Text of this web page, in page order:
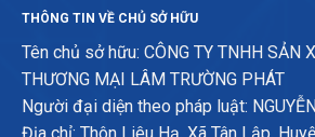
THÔNG TIN VỀ CHỦ SỞ HỮU
Tên chủ sở hữu: CÔNG TY TNHH SẢN
THƯƠNG MẠI LÂM TRƯỜNG PHÁT
Người đại diện theo pháp luật: